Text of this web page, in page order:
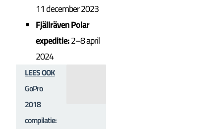
11 december 2023
Fjällräven Polar
expeditie:2–8 april
2024
LEES OOK
GoPro
2018
compilatie: